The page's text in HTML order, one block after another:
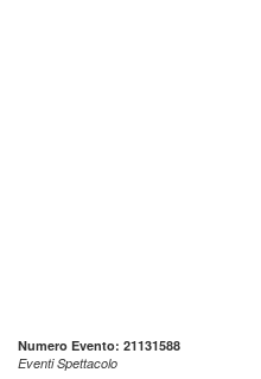
Numero Evento: 21131588
Eventi Spettacolo